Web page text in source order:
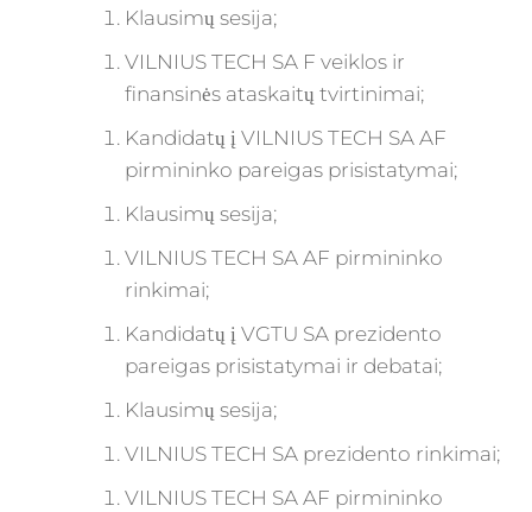
Klausimų sesija;
VILNIUS TECH SA F veiklos ir
finansinės ataskaitų tvirtinimai;
Kandidatų į VILNIUS TECH SA AF
pirmininko pareigas prisistatymai;
Klausimų sesija;
VILNIUS TECH SA AF pirmininko
rinkimai;
Kandidatų į VGTU SA prezidento
pareigas prisistatymai ir debatai;
Klausimų sesija;
VILNIUS TECH SA prezidento rinkimai;
VILNIUS TECH SA AF pirmininko